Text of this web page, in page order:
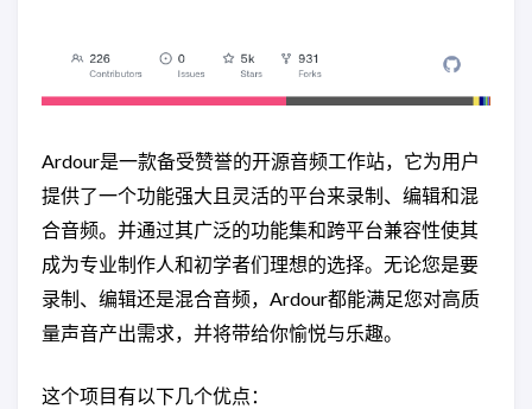
Ardour是一款备受赞誉的开源音频工作站，它为用户
提供了一个功能强大且灵活的平台来录制、编辑和混
合音频。并通过其广泛的功能集和跨平台兼容性使其
成为专业制作人和初学者们理想的选择。无论您是要
录制、编辑还是混合音频，Ardour都能满足您对高质
量声音产出需求，并将带给你愉悦与乐趣。
这个项目有以下几个优点：